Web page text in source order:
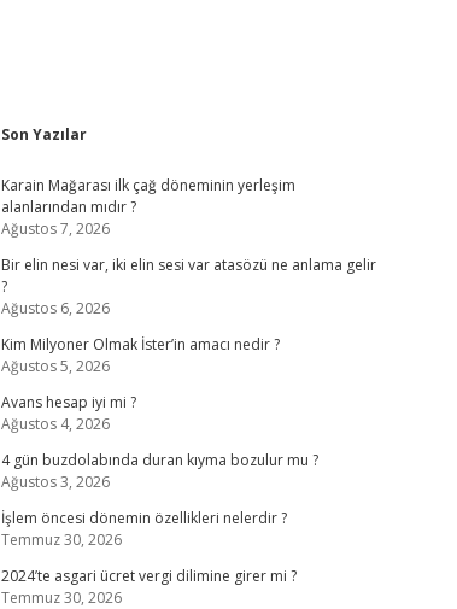
Sidebar
Son Yazılar
Karain Mağarası ilk çağ döneminin yerleşim
alanlarından mıdır ?
Ağustos 7, 2026
Bir elin nesi var, iki elin sesi var atasözü ne anlama gelir
?
Ağustos 6, 2026
Kim Milyoner Olmak İster’in amacı nedir ?
Ağustos 5, 2026
Avans hesap iyi mi ?
Ağustos 4, 2026
4 gün buzdolabında duran kıyma bozulur mu ?
Ağustos 3, 2026
İşlem öncesi dönemin özellikleri nelerdir ?
Temmuz 30, 2026
2024’te asgari ücret vergi dilimine girer mi ?
Temmuz 30, 2026